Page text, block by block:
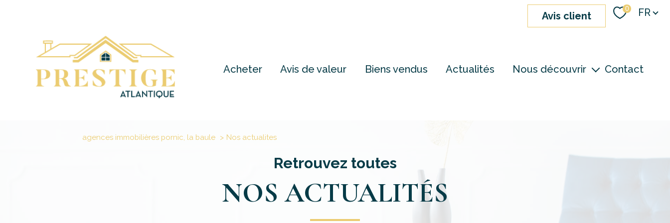
avis client
0 Langue
FR
Acheter Avis de valeur Biens vendus Actualités Nous découvrir Contact
agences immobilières pornic, la baule Nos actualites
Retrouvez toutes
NOS ACTUALITÉS